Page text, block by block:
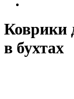
Коврики
в бухтах